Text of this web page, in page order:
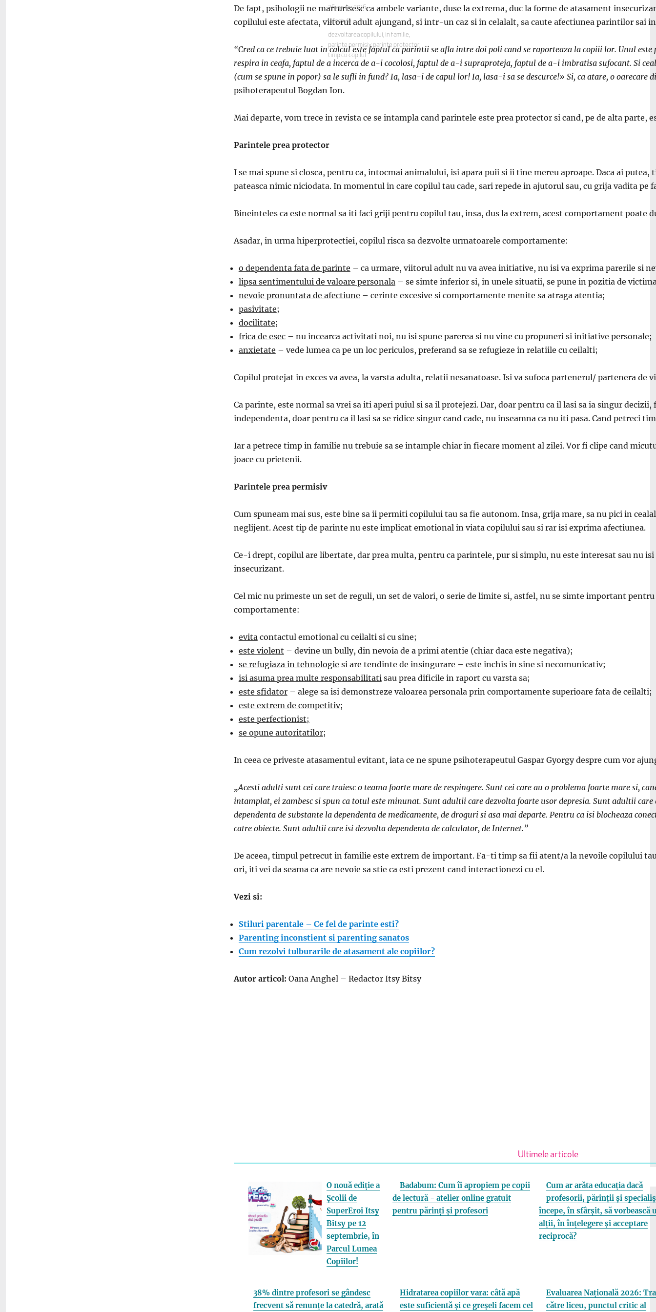
De fapt, psihologii ne marturisesc ca ambele variante, duse la extrema, duc la forme de atasament
copilului este afectata, viitorul adult ajungand, si intr-un caz si in celalalt, sa caute afectiunea parintilor sai
“Cred ca ce trebuie luat in calcul este faptul ca parintii se afla intre doi poli cand se raporteaza la copiii lor. Unul
respira in ceafa, faptul de a incerca de a-i cocolosi, faptul de a-i supraproteja, faptul de a-i imbratisa sufocant. Si
(cum se spune in popor) sa le sufli in fund? Ia, lasa-i de capul lor! Ia, lasa-i sa se descurce!» Si, ca atare, o oarecare
psihoterapeutul Bogdan Ion.
Mai departe, vom trece in revista ce se intampla cand parintele este prea protector si cand, pe de alta parte,
Parintele prea protector
I se mai spune si closca, pentru ca, intocmai animalului, isi apara puii si ii tine mereu aproape. Daca ai
pateasca nimic niciodata. In momentul in care copilul tau cade, sari repede in ajutorul sau, cu grija vadita pe
Bineinteles ca este normal sa iti faci griji pentru copilul tau, insa, dus la extrem, acest comportament poate
Asadar, in urma hiperprotectiei, copilul risca sa dezvolte urmatoarele comportamente:
o dependenta fata de parinte – ca urmare, viitorul adult nu va avea initiative, nu isi va exprima parerile si
lipsa sentimentului de valoare personala – se simte inferior si, in unele situatii, se pune in pozitia de
nevoie pronuntata de afectiune – cerinte excesive si comportamente menite sa atraga atentia;
pasivitate;
docilitate;
frica de esec– nu incearca activitati noi, nu isi spune parerea si nu vine cu propuneri si initiative personale;
anxietate – vede lumea ca pe un loc periculos, preferand sa se refugieze in relatiile cu ceilalti;
Copilul protejat in exces va avea, la varsta adulta, relatii nesanatoase. Isi va sufoca partenerul/ partenera de
Ca parinte, este normal sa vrei sa iti aperi puiul si sa il protejezi. Dar, doar pentru ca il lasi sa ia singur
independenta, doar pentru ca il lasi sa se ridice singur cand cade, nu inseamna ca nu iti pasa. Cand petreci
Iar a petrece timp in familie nu trebuie sa se intample chiar in fiecare moment al zilei. Vor fi clipe cand
joace cu prietenii.
Parintele prea permisiv
Cum spuneam mai sus, este bine sa ii permiti copilului tau sa fie autonom. Insa, grija mare, sa nu pici in
neglijent. Acest tip de parinte nu este implicat emotional in viata copilului sau si rar isi exprima afectiunea.
Ce-i drept, copilul are libertate, dar prea multa, pentru ca parintele, pur si simplu, nu este interesat sau nu
insecurizant.
Cel mic nu primeste un set de reguli, un set de valori, o serie de limite si, astfel, nu se simte important
comportamente:
evita contactul emotional cu ceilalti si cu sine;
este violent – devine un bully, din nevoia de a primi atentie (chiar daca este negativa);
se refugiaza in tehnologie si are tendinte de insingurare – este inchis in sine si necomunicativ;
isi asuma prea multe responsabilitati sau prea dificile in raport cu varsta sa;
este sfidator– alege sa isi demonstreze valoarea personala prin comportamente superioare fata de ceilalti;
este extrem de competitiv;
este perfectionist;
se opune autoritatilor;
In ceea ce priveste atasamentul evitant, iata ce ne spune psihoterapeutul Gaspar Gyorgy despre cum vor
„Acesti adulti sunt cei care traiesc o teama foarte mare de respingere. Sunt cei care au o problema foarte mare si,
intamplat, ei zambesc si spun ca totul este minunat. Sunt adultii care dezvolta foarte usor depresia. Sunt adultii
dependenta de substante la dependenta de medicamente, de droguri si asa mai departe. Pentru ca isi blocheaza
catre obiecte. Sunt adultii care isi dezvolta dependenta de calculator, de Internet.”
De aceea, timpul petrecut in familie este extrem de important. Fa-ti timp sa fii atent/a la nevoile copilului
ori, iti vei da seama ca are nevoie sa stie ca esti prezent cand interactionezi cu el.
Vezi si:
Stiluri parentale – Ce fel de parinte esti?
Parenting inconstient si parenting sanatos
Cum rezolvi tulburarile de atasament ale copiilor?
Autor articol: Oana Anghel – Redactor Itsy Bitsy
Ultimele articole
O nouă ediție a
Școlii de
SuperEroi Itsy
Bitsy pe 12
septembrie, în
Parcul Lumea
Copiilor!
Badabum: Cum îi apropiem pe copii
de lectură - atelier online gratuit
pentru părinți și profesori
Cum ar arăta educația dacă
profesorii, părinții și
începe, în sfârșit, să vorbească
alții, în înțelegere și acceptare
reciprocă?
38% dintre profesori se gândesc
frecvent să renunțe la catedră, arată
Hidratarea copiilor vara: câtă apă
este suficientă și ce greșeli facem cel
Evaluarea Națională 2026:
către liceu, punctul critic al
Publicat
pe
26 aprilie 2016
Categorii
Lifestyle
Etichete
dezvoltarea copilului in familie
parinte permisiv, parinte protector,
timp cu copilul